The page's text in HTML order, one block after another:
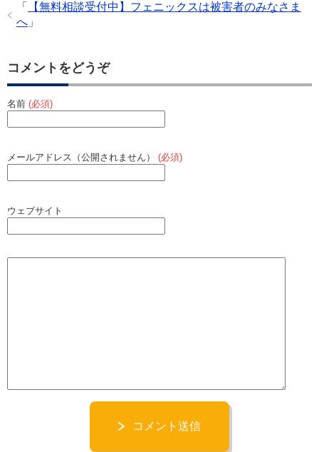
「
【無料相談受付中】フェニックスは被害者のみなさま
へ 」
コメントをどうぞ
名前 (必須)
メールアドレス（公開されません） (必須)
ウェブサイト
コメント送信